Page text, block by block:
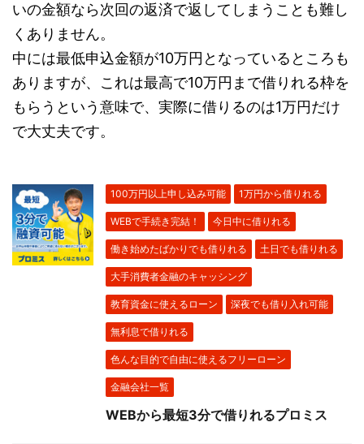
いの金額なら次回の返済で返してしまうことも難し
くありません。
中には最低申込金額が10万円となっているところも
ありますが、これは最高で10万円まで借りれる枠を
もらうという意味で、実際に借りるのは1万円だけ
で大丈夫です。
100万円以上申し込み可能 1万円から借りれる
WEBで手続き完結！ 今日中に借りれる
働き始めたばかりでも借りれる 土日でも借りれる
大手消費者金融のキャッシング
教育資金に使えるローン 深夜でも借り入れ可能
無利息で借りれる
色んな目的で自由に使えるフリーローン
金融会社一覧
WEBから最短3分で借りれるプロミス